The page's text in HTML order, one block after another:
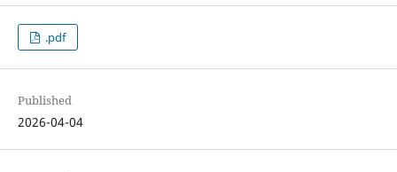
.pdf
Published
2026-04-04